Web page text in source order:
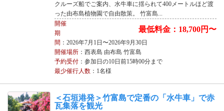
クルーズ船でご案内、水牛車に揺られて400メートルほど渡
った由布島植物園で自由散策。 竹富島...
最低料金：18,700円〜
開催
期
間 ：2026年7月1日〜2026年9月30日
開催場所：西表島 由布島 竹富島
予約受付：参加日の10日前15時00分まで
最少催行人数：1名様
＜石垣港発＞竹富島で定番の「水牛車」で赤
瓦集落を観光